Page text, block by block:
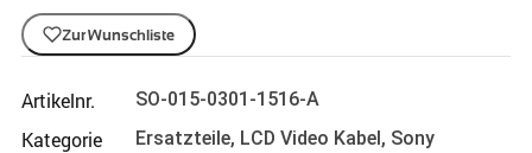
Zur Wunschliste
Artikelnr. SO-015-0301-1516-A
Kategorie Ersatzteile, LCD Video Kabel, Sony